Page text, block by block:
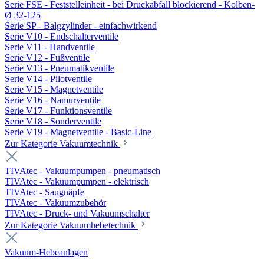
Serie FSE - Feststelleinheit - bei Druckabfall blockierend - Kolben-
Ø 32-125
Serie SP - Balgzylinder - einfachwirkend
Serie V10 - Endschalterventile
Serie V11 - Handventile
Serie V12 - Fußventile
Serie V13 - Pneumatikventile
Serie V14 - Pilotventile
Serie V15 - Magnetventile
Serie V16 - Namurventile
Serie V17 - Funktionsventile
Serie V18 - Sonderventile
Serie V19 - Magnetventile - Basic-Line
Zur Kategorie Vakuumtechnik
TIVAtec - Vakuumpumpen - pneumatisch
TIVAtec - Vakuumpumpen - elektrisch
TIVAtec - Saugnäpfe
TIVAtec - Vakuumzubehör
TIVAtec - Druck- und Vakuumschalter
Zur Kategorie Vakuumhebetechnik
Vakuum-Hebeanlagen